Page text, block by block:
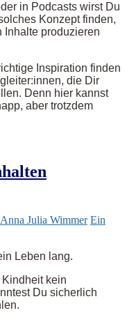
in Podcasts wirst Du
Konzept finden,
Inhalte produzieren
Inspiration finden
die Dir
Denn hier kannst
aber trotzdem
Anna Julia Wimmer Ein
Leben lang.
kein
Du sicherlich